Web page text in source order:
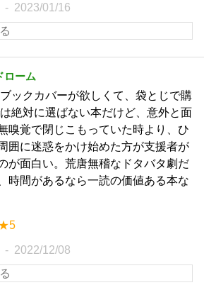
2023/01/16
ローム
クカバーが欲しくて、袋とじで購
絶対に選ばない本だけど、意外と面
嗅覚で閉じこもっていた時より、ひ
囲に迷惑をかけ始めた方が支援者が
が面白い。荒唐無稽なドタバタ劇だ
時間があるなら一読の価値ある本な
2022/12/08